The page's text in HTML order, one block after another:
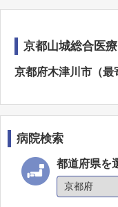
京都山城総合医
京都府木津川市（
病院検索
都道府県を